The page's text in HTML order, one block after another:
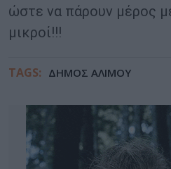
ώστε να πάρουν μέρος
μικροί!!!
TAGS: ΔΗΜΟΣ ΑΛΙΜΟΥ